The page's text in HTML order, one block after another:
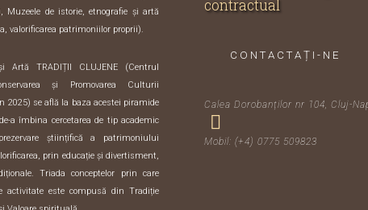
Muzeele de istorie, etnografie și artă
valorificarea patrimoniilor proprii).
TRADIȚII CLUJENE (Centrul
și Promovarea Culturii
2025) se află la baza acestei piramide
a îmbina cercetarea de tip academic
științifică a patrimoniului
prin educație și divertisment,
Triada conceptelor prin care
activitate este compusă din Tradiție
contractual
CONTACTAȚI-NE
Calea Dorobanților nr 104, Cluj-
Mobil: (+4) 0775 509823